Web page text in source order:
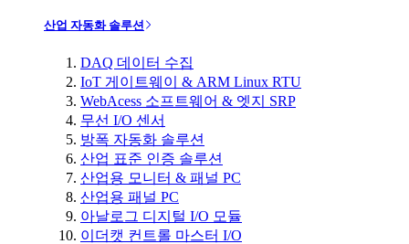
산업 자동화 솔루션
DAQ 데이터 수집
IoT 게이트웨이 & ARM Linux RTU
WebAcess 소프트웨어 & 엣지 SRP
무선 I/O 센서
방폭 자동화 솔루션
산업 표준 인증 솔루션
산업용 모니터 & 패널 PC
산업용 패널 PC
아날로그 디지털 I/O 모듈
이더캣 컨트롤 마스터 I/O